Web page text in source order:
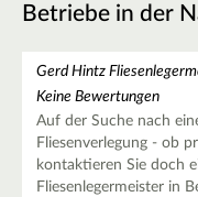
Betriebe in der
Gerd Hintz
Keine Bewertungen
Auf der Suche nach
Fliesenverlegung - ob
kontaktieren Sie doch
Fliesenlegermeister in